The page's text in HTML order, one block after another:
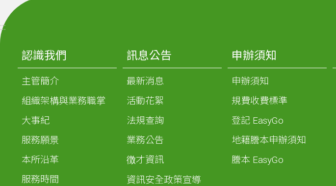
:::
認識我們
主管簡介
組織架構與業務職掌
大事紀
服務願景
本所沿革
服務時間
訊息公告
最新消息
活動花絮
法規查詢
業務公告
徴才資訊
資訊安全政策宣導
申辦須知
申辦須知
規費收費標準
登記 EasyGo
地籍謄本申辦須知
謄本 EasyGo